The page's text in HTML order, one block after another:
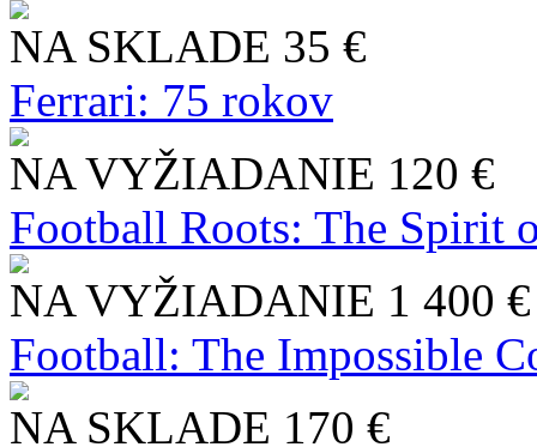
NA SKLADE 35 €
Ferrari: 75 rokov
NA VYŽIADANIE 120 €
Football Roots: The Spirit
NA VYŽIADANIE 1 400 €
Football: The Impossible
NA SKLADE 170 €